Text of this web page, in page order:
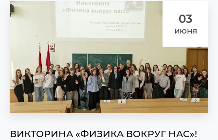
Профессорско-преподавательский
состав
Научная работа
Конференции и семинары
Идеологическая и воспитательная
работа
СНО
Новости и объявления
03
июня
ВИКТОРИНА «ФИЗИКА ВОКРУГ НАС»!